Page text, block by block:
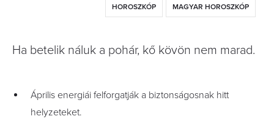
HOROSZKÓP MAGYAR HOROSZKÓP
Ha betelik náluk a pohár, kő kövön nem marad.
Április energiái felforgatják a biztonságosnak hitt
helyzeteket.